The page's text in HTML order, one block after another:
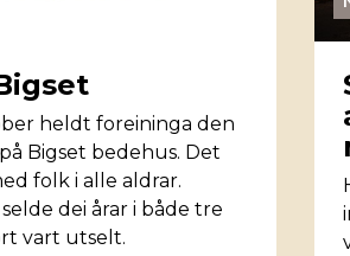
heldt foreininga den
Bigset bedehus. Det
folk i alle aldrar.
dei årar i både tre
vart utselt.